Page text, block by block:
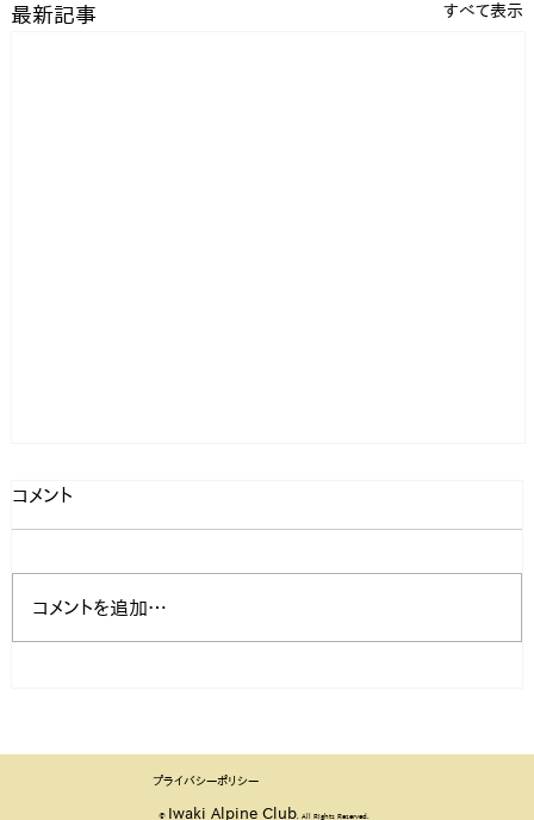
最新記事 すべて表示
コメント
コメントを追加…
プライバシーポリシー
© Iwaki Alpine Club. All Rights Reserved.